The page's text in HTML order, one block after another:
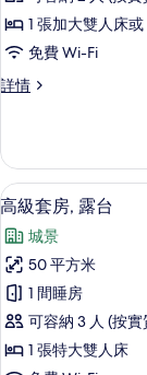
會
雙
人
房,
市
景
的
相
片
1 張加大雙人床
免費 Wi-Fi
詳情
都
房,
城
市
詳
情
載
入
所
有
高
級
套
11
高級套房, 露台
城景
50 平方米
1 間睡房
可容納 3 人 (按
1 張特大雙人床